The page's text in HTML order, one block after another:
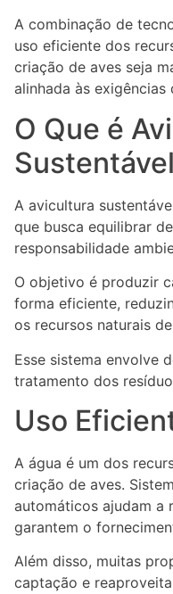
A combinação de
uso eficiente dos
criação de aves seja
alinhada às
O Que é
A avicultura
que busca equilibrar
responsabilidade
O objetivo é produzir
forma eficiente,
os recursos naturais
Esse sistema envolve
tratamento dos
Uso
A água é um dos
criação de aves.
automáticos ajudam a
garantem o
Além disso, muitas
captação e